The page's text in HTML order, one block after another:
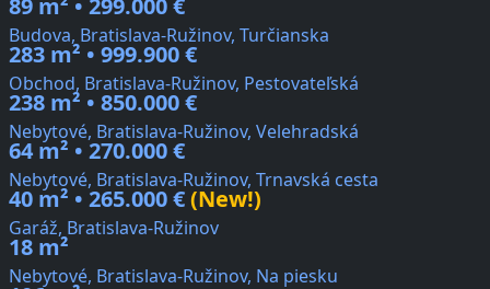
89 m² • 299.000 €
Budova, Bratislava-Ružinov, Turčianska
283 m² • 999.900 €
Obchod, Bratislava-Ružinov, Pestovateľská
238 m² • 850.000 €
Nebytové, Bratislava-Ružinov, Velehradská
64 m² • 270.000 €
Nebytové, Bratislava-Ružinov, Trnavská cesta
40 m² • 265.000 €(New!)
Garáž, Bratislava-Ružinov
18 m²
Nebytové, Bratislava-Ružinov, Na piesku